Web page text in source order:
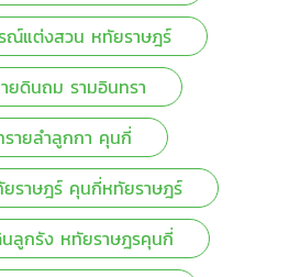
ณ์แต่งสวน หทัยราษฎร์
ยดินถม รามอินทรา
รายลำลูกกา คุนกี่
ยราษฎร์ คุนกี่หทัยราษฎร์
ลูกรัง หทัยราษฎรคุนกี่